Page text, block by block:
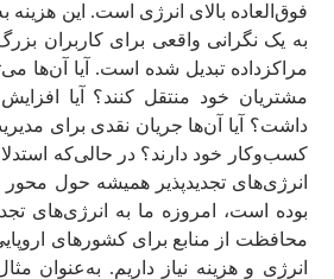
فوق‌العاده بالای انرژی است. این هزینه
به یک نگرانی واقعی برای کاربران
مراکزداده تبدیل شده است. آیا آن‌ها
مشتریان خود منتقل کنند؟ آیا
داشت؟ آیا آن‌ها جریان نقدی برای
کسب‌وکار خود دارند؟ در حالی‌که
انرژی‌های تجدیدپذیر همیشه حول
بوده است، امروزه ما به انرژی‌های
محافظت از منابع برای کشورهای
انرژی و هزینه نیاز داریم. به‌عنوان